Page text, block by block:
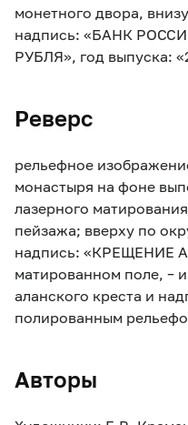
монетного двора,
надпись: «БАНК
РУБЛЯ», год выпуска:
Реверс
рельефное
монастыря на фоне
лазерного
пейзажа; вверху по
надпись: «КРЕЩЕНИЕ
матированном поле, –
аланского креста и
полированным
Авторы